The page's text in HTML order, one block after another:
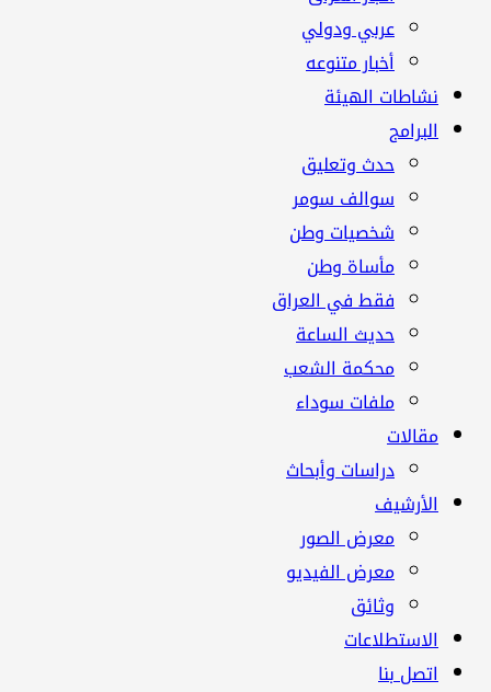
عربي ودولي
أخبار متنوعه
نشاطات الهيئة
البرامج
حدث وتعليق
سوالف سومر
شخصيات وطن
مأساة وطن
فقط في العراق
حديث الساعة
محكمة الشعب
ملفات سوداء
مقالات
دراسات وأبحاث
الأرشيف
معرض الصور
معرض الفيديو
وثائق
الاستطلاعات
اتصل بنا